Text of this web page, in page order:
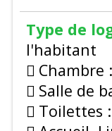
Type de
l'habitant
Chambre :
Salle de
Toilettes :